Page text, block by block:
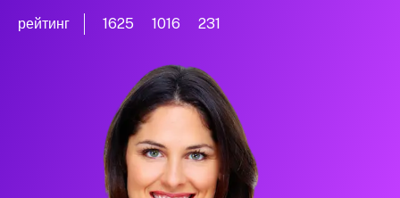
рейтинг 1625 1016 231